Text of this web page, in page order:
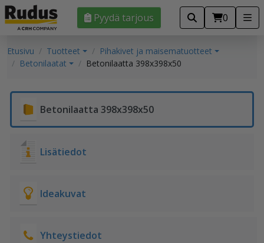
Pyydä tarjous 0
Etusivu Tuotteet
Pihakivet ja maisematuotteet
Betonilaatat
Betonilaatta 398x398x50
Betonilaatta 398x398x50
Lisätiedot
Ideakuvat
Yhteystiedot